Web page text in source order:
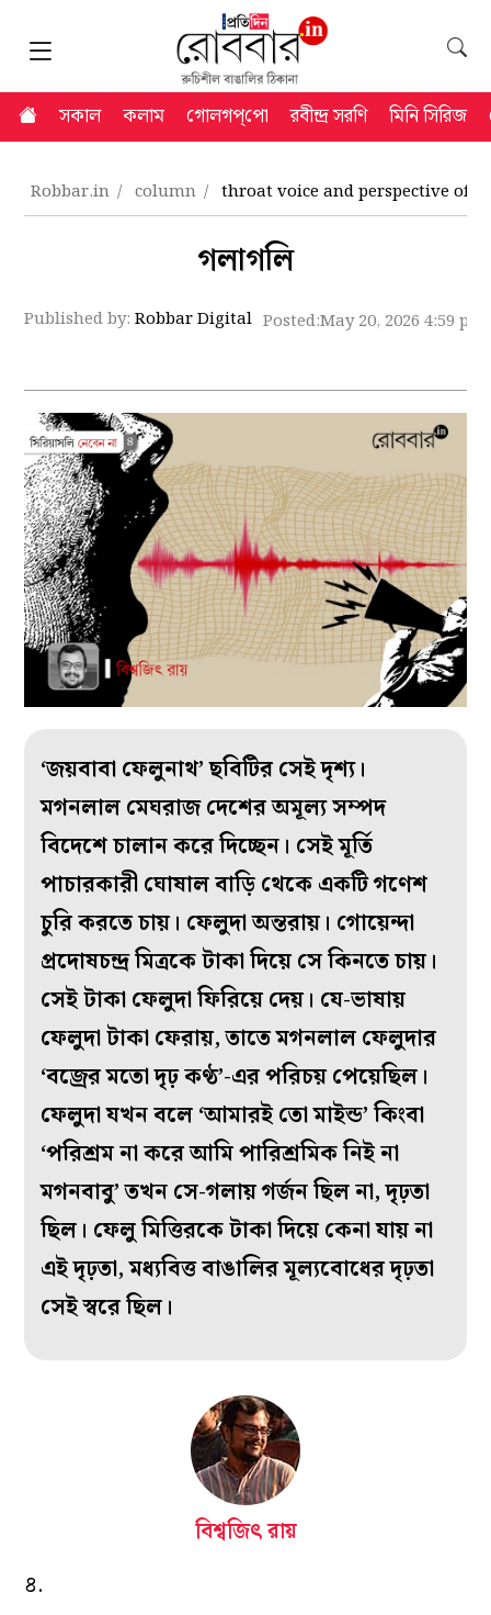
সকাল কলাম গোলগপ্‌পো রবীন্দ্র সরণি মিনি সিরিজ
Robbar.in column throat voice and perspective of
গলাগলি
Published by:Robbar Digital Posted:May 20, 2026 4:59 pm
‘জয়বাবা ফেলুনাথ’ ছবিটির সেই দৃশ্য।
মগনলাল মেঘরাজ দেশের অমূল্য সম্পদ
বিদেশে চালান করে দিচ্ছেন। সেই মূর্তি
পাচারকারী ঘোষাল বাড়ি থেকে একটি গণেশ
চুরি করতে চায়। ফেলুদা অন্তরায়। গোয়েন্দা
প্রদোষচন্দ্র মিত্রকে টাকা দিয়ে সে কিনতে চায়।
সেই টাকা ফেলুদা ফিরিয়ে দেয়। যে-ভাষায়
ফেলুদা টাকা ফেরায়, তাতে মগনলাল ফেলুদার
‘বজ্রের মতো দৃঢ় কণ্ঠ’-এর পরিচয় পেয়েছিল।
ফেলুদা যখন বলে ‘আমারই তো মাইন্ড’ কিংবা
‘পরিশ্রম না করে আমি পারিশ্রমিক নিই না
মগনবাবু’ তখন সে-গলায় গর্জন ছিল না, দৃঢ়তা
ছিল। ফেলু মিত্তিরকে টাকা দিয়ে কেনা যায় না
এই দৃঢ়তা, মধ্যবিত্ত বাঙালির মূল্যবোধের দৃঢ়তা
সেই স্বরে ছিল।
বিশ্বজিৎ রায়
৪.